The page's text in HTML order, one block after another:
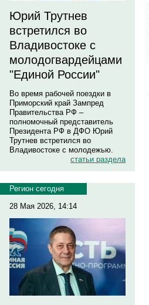
Юрий Трутнев
встретился во
Владивостоке с
молодогвардейцами
"Единой России"
Во время рабочей поездки в
Приморский край Зампред
Правительства РФ –
полномочный представитель
Президента РФ в ДФО Юрий
Трутнев встретился во
Владивостоке с молодежью.
статьи раздела
Регион сегодня
28 Мая 2026, 14:14